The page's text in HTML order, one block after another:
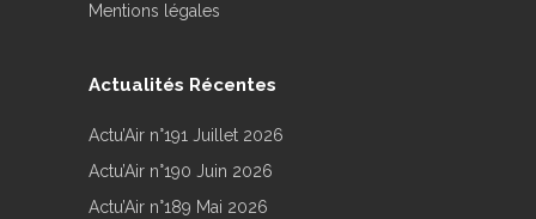
Mentions légales
Actualités Récentes
Actu’Air n°191 Juillet 2026
Actu’Air n°190 Juin 2026
Actu’Air n°189 Mai 2026